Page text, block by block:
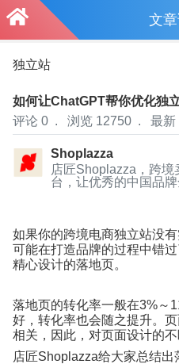
文
独立站
如何让ChatGPT帮你优化独
评论 0 . 浏览 12750 . 最新
Shoplazza
店匠Shoplazza，跨
台，让优秀的中国品牌
如果你的跨境电商独立站没
可能在打造品牌的过程中错
精心设计的落地页。
落地页的转化率一般在3%～
好，转化率也会随之提升。
相关，因此，对页面设计的
店匠Shoplazza给大家总结出